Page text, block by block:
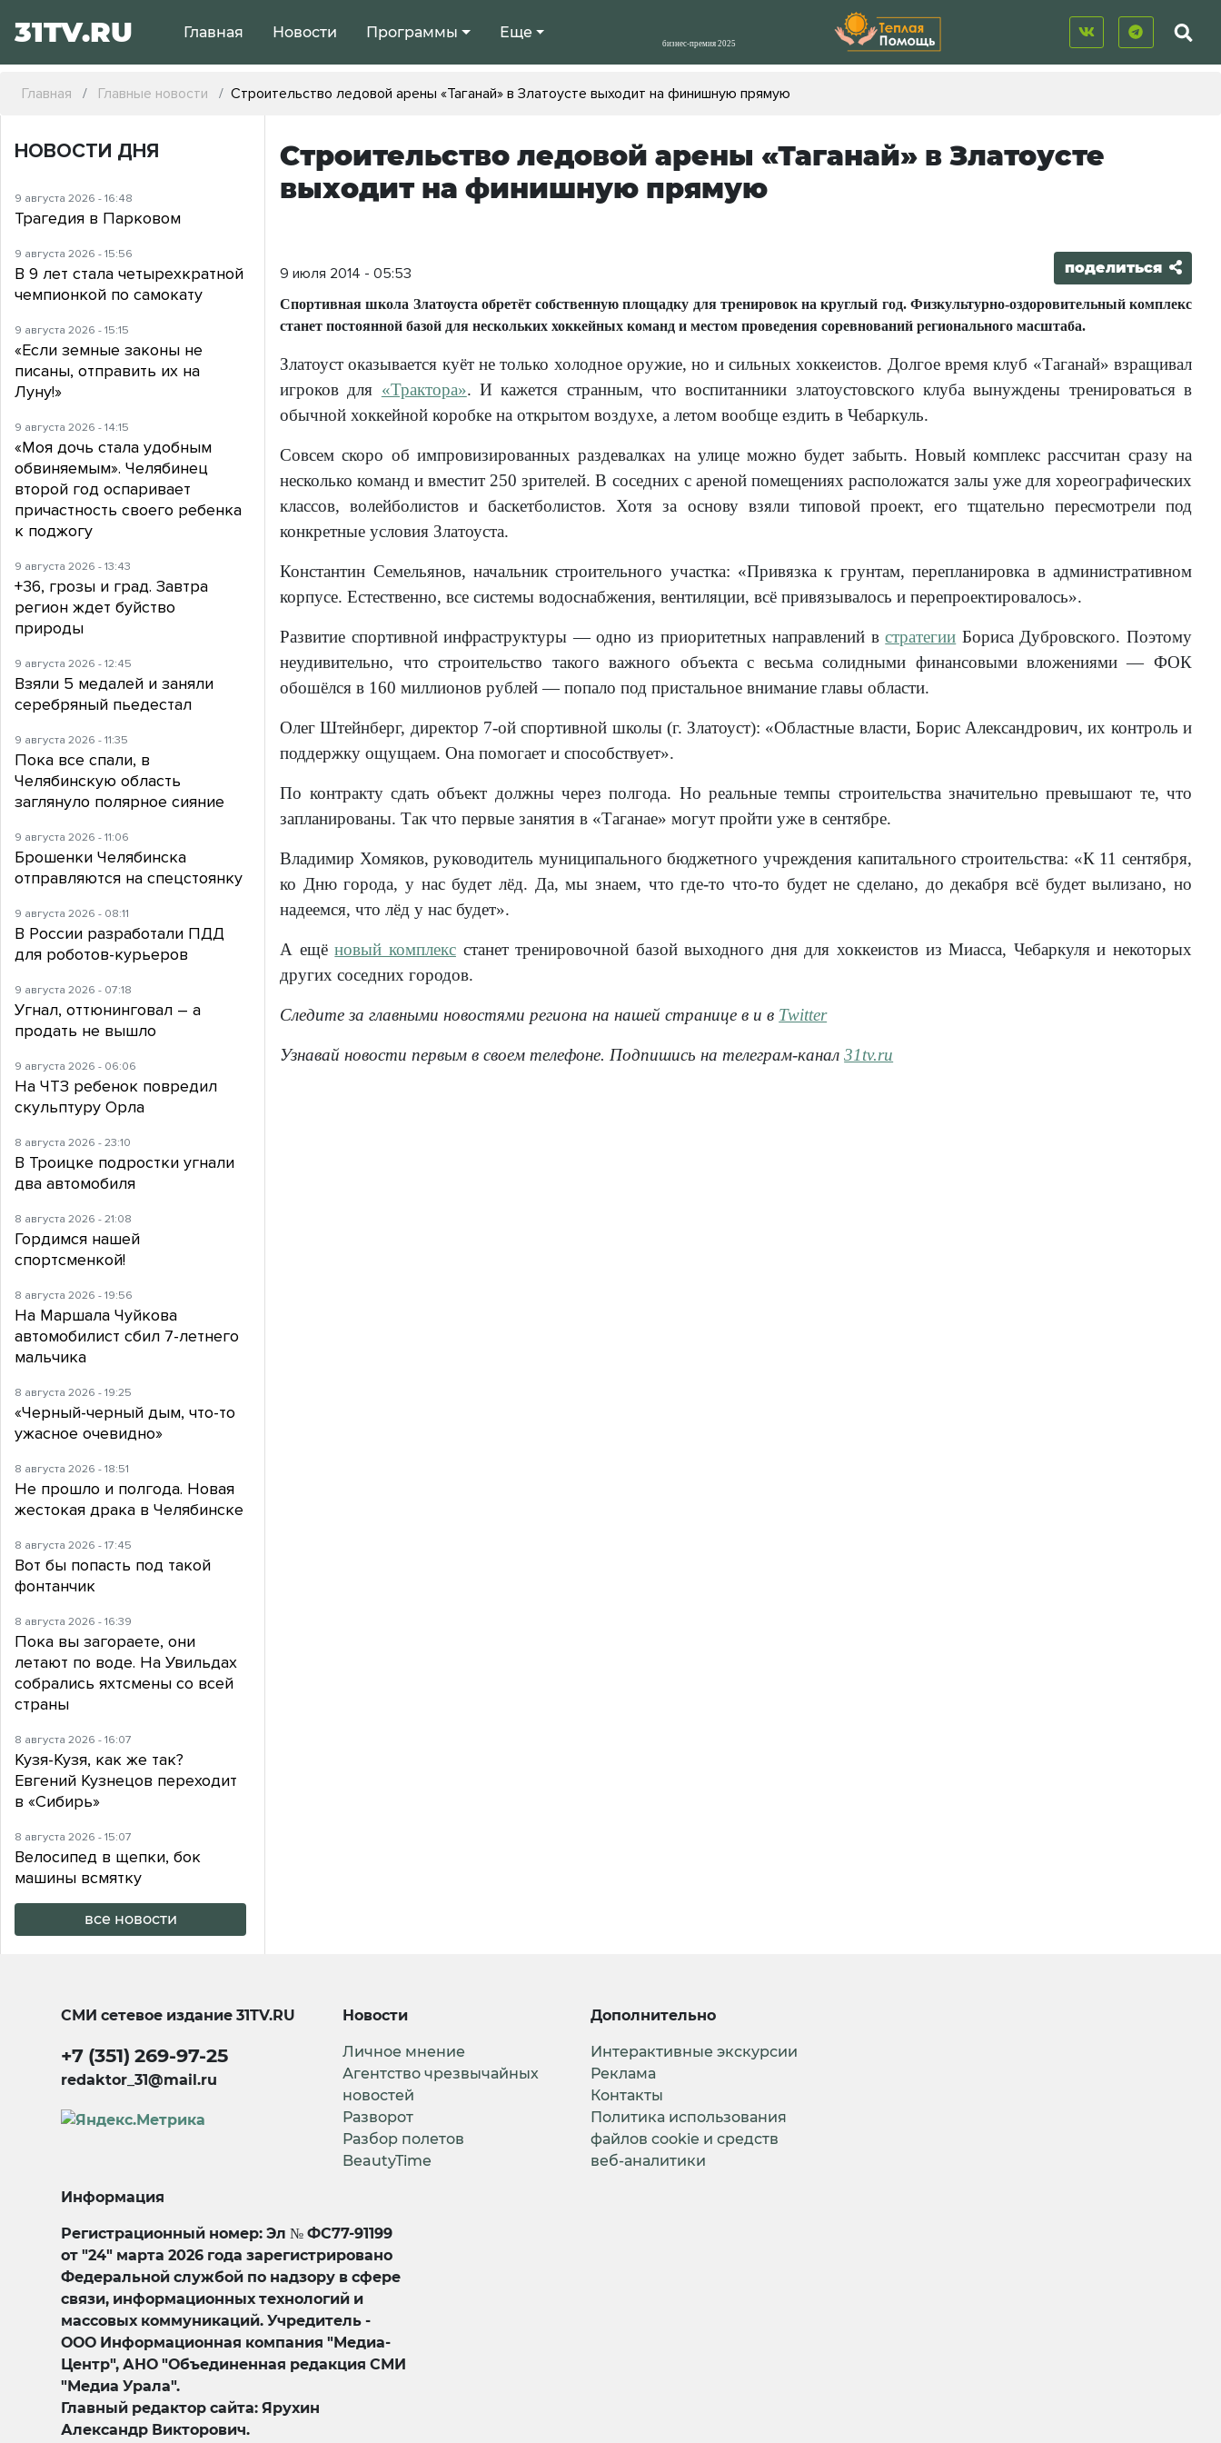
31TV.RU Главная Новости Программы Еще
Главная Главные новости Строительство ледовой арены «Таганай» в Златоусте выходит на финишную прямую
Строительство ледовой арены «Таганай» в Златоусте
выходит на финишную прямую
9 июля 2014 - 05:53 поделиться
Спортивная школа Златоуста обретёт собственную площадку для тренировок на круглый год. Физкультурно-оздоровительный комплекс
станет постоянной базой для нескольких хоккейных команд и местом проведения соревнований регионального масштаба.
Златоуст оказывается куёт не только холодное оружие, но и сильных хоккеистов. Долгое время клуб «Таганай» взращивал
игроков для «Трактора». И кажется странным, что воспитанники златоустовского клуба вынуждены тренироваться в
обычной хоккейной коробке на открытом воздухе, а летом вообще ездить в Чебаркуль.
Совсем скоро об импровизированных раздевалках на улице можно будет забыть. Новый комплекс рассчитан сразу на
несколько команд и вместит 250 зрителей. В соседних с ареной помещениях расположатся залы уже для хореографических
классов, волейболистов и баскетболистов. Хотя за основу взяли типовой проект, его тщательно пересмотрели под
конкретные условия Златоуста.
Константин Семельянов, начальник строительного участка: «Привязка к грунтам, перепланировка в административном
корпусе. Естественно, все системы водоснабжения, вентиляции, всё привязывалось и перепроектировалось».
Развитие спортивной инфраструктуры — одно из приоритетных направлений встратегии Бориса Дубровского. Поэтому
неудивительно, что строительство такого важного объекта с весьма солидными финансовыми вложениями — ФОК
обошёлся в 160 миллионов рублей — попало под пристальное внимание главы области.
Олег Штейнберг, директор 7-ой спортивной школы (г. Златоуст): «Областные власти, Борис Александрович, их контроль и
поддержку ощущаем. Она помогает и способствует».
По контракту сдать объект должны через полгода. Но реальные темпы строительства значительно превышают те, что
запланированы. Так что первые занятия в «Таганае» могут пройти уже в сентябре.
Владимир Хомяков, руководитель муниципального бюджетного учреждения капитального строительства: «К 11 сентября,
ко Дню города, у нас будет лёд. Да, мы знаем, что где-то что-то будет не сделано, до декабря всё будет вылизано, но
надеемся, что лёд у нас будет».
А ещёновый комплексстанет тренировочной базой выходного дня для хоккеистов из Миасса, Чебаркуля и некоторых
других соседних городов.
Следите за главными новостями региона на нашей странице в и в Twitter
Узнавай новости первым в своем телефоне. Подпишись на телеграм-канал31tv.ru
НОВОСТИ ДНЯ
9 августа 2026 - 16:48
Трагедия в Парковом
9 августа 2026 - 15:56
В 9 лет стала четырехкратной
чемпионкой по самокату
9 августа 2026 - 15:15
«Если земные законы не
писаны, отправить их на
Луну!»
9 августа 2026 - 14:15
«Моя дочь стала удобным
обвиняемым». Челябинец
второй год оспаривает
причастность своего ребенка
к поджогу
9 августа 2026 - 13:43
+36, грозы и град. Завтра
регион ждет буйство
природы
9 августа 2026 - 12:45
Взяли 5 медалей и заняли
серебряный пьедестал
9 августа 2026 - 11:35
Пока все спали, в
Челябинскую область
заглянуло полярное сияние
9 августа 2026 - 11:06
Брошенки Челябинска
отправляются на спецстоянку
9 августа 2026 - 08:11
В России разработали ПДД
для роботов-курьеров
9 августа 2026 - 07:18
Угнал, оттюнинговал – а
продать не вышло
9 августа 2026 - 06:06
На ЧТЗ ребенок повредил
скульптуру Орла
8 августа 2026 - 23:10
В Троицке подростки угнали
два автомобиля
8 августа 2026 - 21:08
Гордимся нашей
спортсменкой!
8 августа 2026 - 19:56
На Маршала Чуйкова
автомобилист сбил 7-летнего
мальчика
8 августа 2026 - 19:25
«Черный-черный дым, что-то
ужасное очевидно»
8 августа 2026 - 18:51
Не прошло и полгода. Новая
жестокая драка в Челябинске
8 августа 2026 - 17:45
Вот бы попасть под такой
фонтанчик
8 августа 2026 - 16:39
Пока вы загораете, они
летают по воде. На Увильдах
собрались яхтсмены со всей
страны
8 августа 2026 - 16:07
Кузя-Кузя, как же так?
Евгений Кузнецов переходит
в «Сибирь»
8 августа 2026 - 15:07
Велосипед в щепки, бок
машины всмятку
все новости
СМИ сетевое издание31TV.RU
+7 (351) 269-97-25
redaktor_31@mail.ru
Новости
Личное мнение
Агентство чрезвычайных
новостей
Разворот
Разбор полетов
BeautyTime
Дополнительно
Интерактивные экскурсии
Реклама
Контакты
Политика использования
файлов cookie и средств
веб-аналитики
Информация
Регистрационный номер: Эл № ФС77-91199
от "24" марта 2026 года зарегистрировано
Федеральной службой по надзору в сфере
связи, информационных технологий и
массовых коммуникаций. Учредитель -
ООО Информационная компания "Медиа-
Центр", АНО "Объединенная редакция СМИ
"Медиа Урала".
Главный редактор сайта: Ярухин
Александр Викторович.